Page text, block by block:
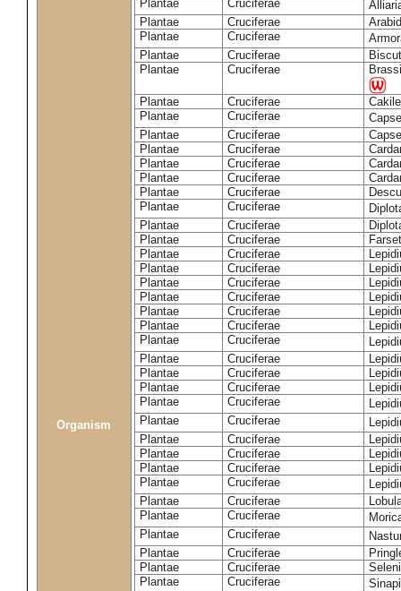
Organism
Plantae
Cruciferae
Plantae
Cruciferae
Plantae
Cruciferae
Plantae
Cruciferae
Plantae
Cruciferae
Plantae Cruciferae
Plantae
Cruciferae
Plantae
Cruciferae
Plantae
Cruciferae
Plantae
Cruciferae
Plantae
Cruciferae
Plantae
Cruciferae
Plantae
Cruciferae
Plantae
Cruciferae
Plantae
Cruciferae
Plantae
Cruciferae
Plantae
Cruciferae
Plantae
Cruciferae
Plantae
Cruciferae
Plantae
Cruciferae
Plantae
Cruciferae
Plantae
Cruciferae
Plantae
Cruciferae
Plantae
Cruciferae
Plantae
Cruciferae
Plantae
Cruciferae
Plantae
Cruciferae
Plantae
Cruciferae
Plantae
Cruciferae
Plantae
Cruciferae
Plantae
Cruciferae
Plantae
Cruciferae
Plantae
Cruciferae
Plantae
Cruciferae
Plantae
Cruciferae
Plantae
Cruciferae
Plantae
Cruciferae